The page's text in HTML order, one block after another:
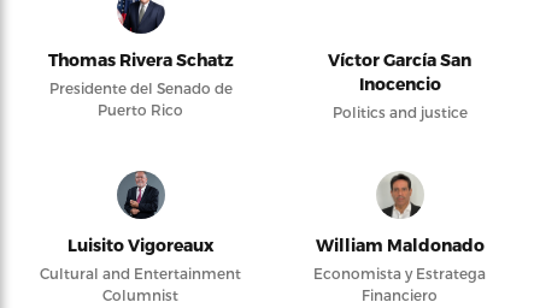
Thomas Rivera Schatz
Presidente del Senado de
Puerto Rico
Víctor García San
Inocencio
Politics and justice
Luisito Vigoreaux
Cultural and Entertainment
Columnist
William Maldonado
Economista y Estratega
Financiero